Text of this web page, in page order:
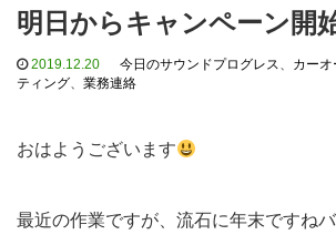
明日からキャンペーン開
2019.12.20 今日のサウンドプログレス、 カーオ
ティング、 業務連絡
おはようございます
最近の作業ですが、流石に年末ですね